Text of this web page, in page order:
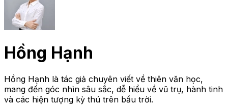
Hồng Hạnh
Hồng Hạnh là tác giả chuyên viết về thiên văn học,
mang đến góc nhìn sâu sắc, dễ hiểu về vũ trụ, hành tinh
và các hiện tượng kỳ thú trên bầu trời.